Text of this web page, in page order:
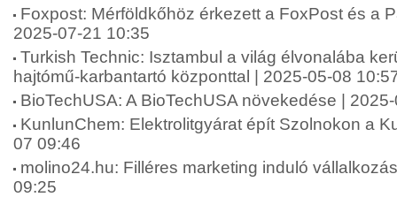
Foxpost: Mérföldkőhöz érkezett a FoxPost és a
2025-07-21 10:35
Turkish Technic: Isztambul a világ élvonalába
hajtómű-karbantartó központtal | 2025-05-08
BioTechUSA: A BioTechUSA növekedése |
KunlunChem: Elektrolitgyárat épít Szolnokon a
07 09:46
molino24.hu: Filléres marketing induló
09:25